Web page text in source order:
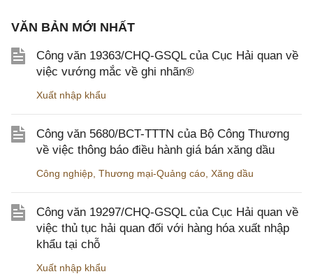
VĂN BẢN MỚI NHẤT
Công văn 19363/CHQ-GSQL của Cục Hải quan về
việc vướng mắc về ghi nhãn®
Xuất nhập khẩu
Công văn 5680/BCT-TTTN của Bộ Công Thương
về việc thông báo điều hành giá bán xăng dầu
Công nghiệp Thương mại-Quảng cáo Xăng dầu
Công văn 19297/CHQ-GSQL của Cục Hải quan về
việc thủ tục hải quan đối với hàng hóa xuất nhập
khẩu tại chỗ
Xuất nhập khẩu